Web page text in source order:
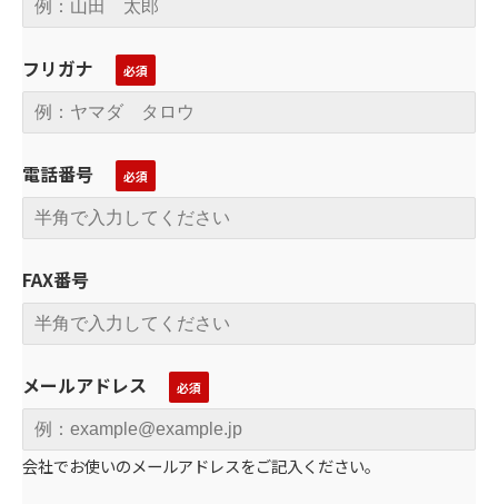
フリガナ
電話番号
FAX番号
メールアドレス
会社でお使いのメールアドレスをご記入ください。